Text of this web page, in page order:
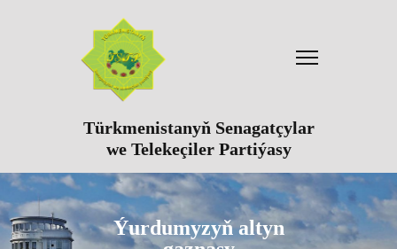
Türkmenistanyň Senagatçylar
we Telekeçiler Partiýasy
Ýurdumyzyň altyn